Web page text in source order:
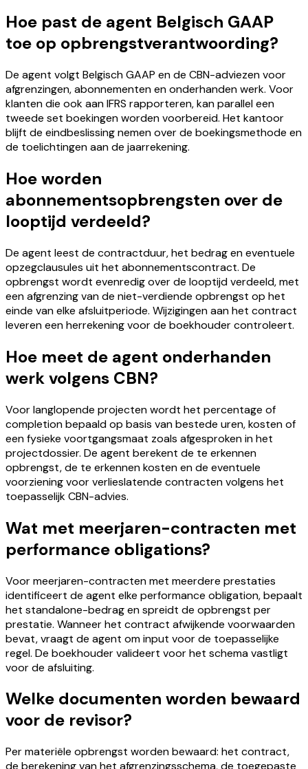
Hoe past de agent Belgisch GAAP
toe op opbrengstverantwoording?
De agent volgt Belgisch GAAP en de CBN-adviezen voor
afgrenzingen, abonnementen en onderhanden werk. Voor
klanten die ook aan IFRS rapporteren, kan parallel een
tweede set boekingen worden voorbereid. Het kantoor
blijft de eindbeslissing nemen over de boekingsmethode en
de toelichtingen aan de jaarrekening.
Hoe worden
abonnementsopbrengsten over de
looptijd verdeeld?
De agent leest de contractduur, het bedrag en eventuele
opzegclausules uit het abonnementscontract. De
opbrengst wordt evenredig over de looptijd verdeeld, met
een afgrenzing van de niet-verdiende opbrengst op het
einde van elke afsluitperiode. Wijzigingen aan het contract
leveren een herrekening voor de boekhouder controleert.
Hoe meet de agent onderhanden
werk volgens CBN?
Voor langlopende projecten wordt het percentage of
completion bepaald op basis van bestede uren, kosten of
een fysieke voortgangsmaat zoals afgesproken in het
projectdossier. De agent berekent de te erkennen
opbrengst, de te erkennen kosten en de eventuele
voorziening voor verlieslatende contracten volgens het
toepasselijk CBN-advies.
Wat met meerjaren-contracten met
performance obligations?
Voor meerjaren-contracten met meerdere prestaties
identificeert de agent elke performance obligation, bepaalt
het standalone-bedrag en spreidt de opbrengst per
prestatie. Wanneer het contract afwijkende voorwaarden
bevat, vraagt de agent om input voor de toepasselijke
regel. De boekhouder valideert voor het schema vastligt
voor de afsluiting.
Welke documenten worden bewaard
voor de revisor?
Per materiële opbrengst worden bewaard: het contract,